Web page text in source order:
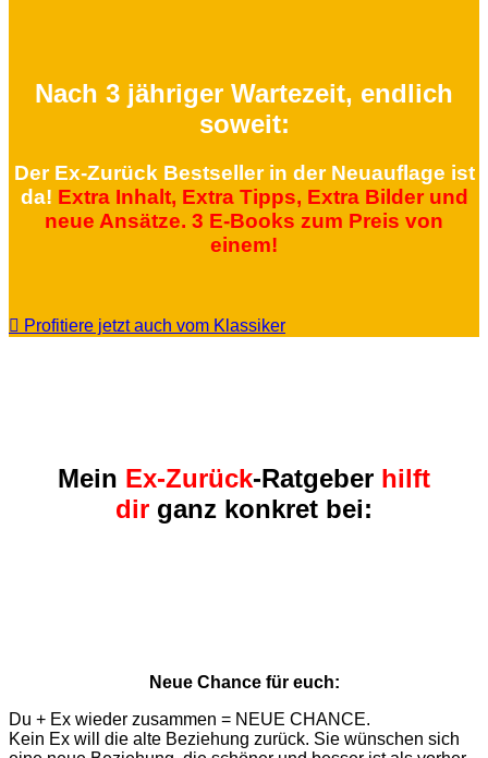
Nach 3 jähriger Wartezeit, endlich
soweit:
Der Ex-Zurück Bestseller in der Neuauflage ist
da! Extra Inhalt, Extra Tipps, Extra Bilder und
neue Ansätze. 3 E-Books zum Preis von
einem!
Profitiere jetzt auch vom Klassiker
Mein Ex-Zurück-Ratgeber hilft
dir ganz konkret bei:
Neue Chance für euch:
Du + Ex wieder zusammen = NEUE CHANCE.
Kein Ex will die alte Beziehung zurück. Sie wünschen sich